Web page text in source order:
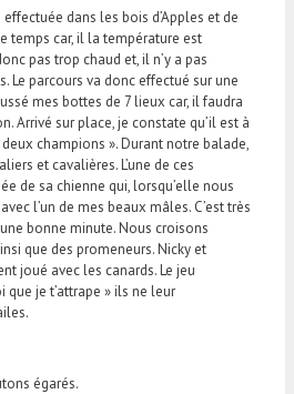
dans les bois d’Apples et de
temps car, il la température est
pas trop chaud et, il n’y a pas
Le parcours va donc effectué sur une
mes bottes de 7 lieux car, il faudra
Arrivé sur place, je constate qu’il est à
champions ». Durant notre balade,
et cavalières. L’une de ces
de sa chienne qui, lorsqu’elle nous
l’un de mes beaux mâles. C’est très
bonne minute. Nous croisons
que des promeneurs. Nicky et
joué avec les canards. Le jeu
que je t’attrape » ils ne leur
égarés.